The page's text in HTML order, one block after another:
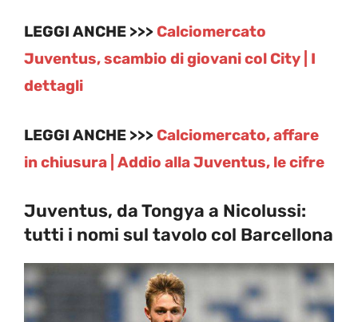
LEGGI ANCHE >>> Calciomercato
Juventus, scambio di giovani col City | I
dettagli
LEGGI ANCHE >>> Calciomercato, affare
in chiusura | Addio alla Juventus, le cifre
Juventus, da Tongya a Nicolussi:
tutti i nomi sul tavolo col Barcellona